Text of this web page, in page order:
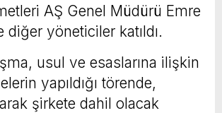
AŞ Genel Müdürü Emre
diğer yöneticiler katıldı.
usul ve esaslarına ilişkin
yapıldığı törende,
şirkete dahil olacak